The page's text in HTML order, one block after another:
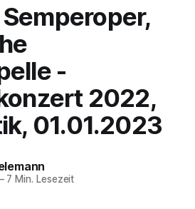
-
2022,
01.01.2023
7 Min. Lesezeit